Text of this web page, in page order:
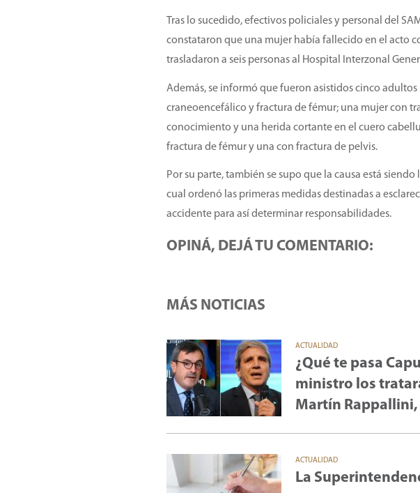
Tras lo sucedido, efectivos policiales y personal del
constataron que una mujer había fallecido en el acto
trasladaron a seis personas al Hospital Interzonal
Además, se informó que fueron asistidos cinco
craneoencefálico y fractura de fémur; una mujer con
conocimiento y una herida cortante en el cuero
fractura de fémur y una con fractura de pelvis.
Por su parte, también se supo que la causa está
cual ordenó las primeras medidas destinadas a
accidente para así determinar responsabilidades.
OPINÁ, DEJÁ TU COMENTARIO:
MÁS NOTICIAS
ACTUALIDAD
¿Qué te pasa
ministro los
Martín
ACTUALIDAD
La